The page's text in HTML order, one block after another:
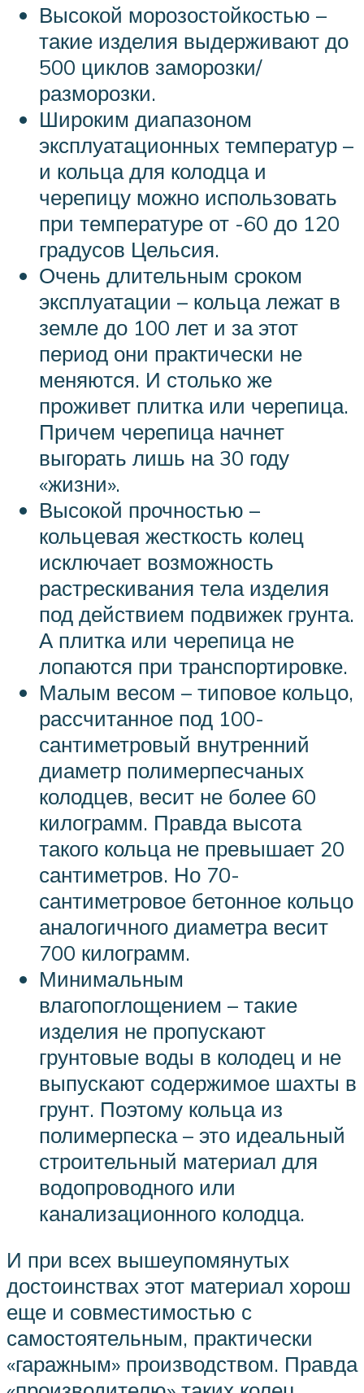
Высокой морозостойкостью –
такие изделия выдерживают до
500 циклов заморозки/
разморозки.
Широким диапазоном
эксплуатационных температур –
и кольца для колодца и
черепицу можно использовать
при температуре от -60 до 120
градусов Цельсия.
Очень длительным сроком
эксплуатации – кольца лежат в
земле до 100 лет и за этот
период они практически не
меняются. И столько же
проживет плитка или черепица.
Причем черепица начнет
выгорать лишь на 30 году
«жизни».
Высокой прочностью –
кольцевая жесткость колец
исключает возможность
растрескивания тела изделия
под действием подвижек грунта.
А плитка или черепица не
лопаются при транспортировке.
Малым весом – типовое кольцо,
рассчитанное под 100-
сантиметровый внутренний
диаметр полимерпесчаных
колодцев, весит не более 60
килограмм. Правда высота
такого кольца не превышает 20
сантиметров. Но 70-
сантиметровое бетонное кольцо
аналогичного диаметра весит
700 килограмм.
Минимальным
влагопоглощением – такие
изделия не пропускают
грунтовые воды в колодец и не
выпускают содержимое шахты в
грунт. Поэтому кольца из
полимерпеска – это идеальный
строительный материал для
водопроводного или
канализационного колодца.
И при всех вышеупомянутых
достоинствах этот материал хорош
еще и совместимостью с
самостоятельным, практически
«гаражным» производством. Правда